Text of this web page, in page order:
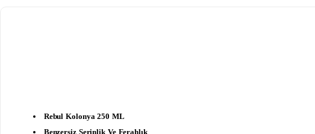
Rebul Kolonya 250 ML
Benzersiz Serinlik Ve Ferahlık